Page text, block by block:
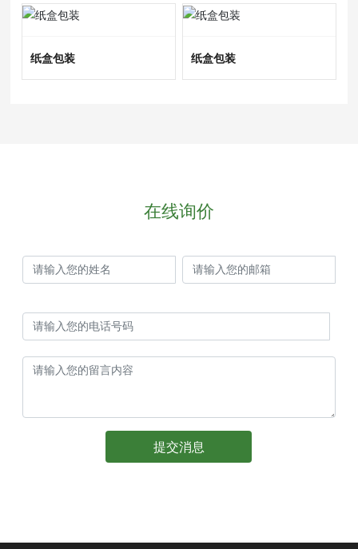
纸盒包装 纸盒包装
在线询价
提交消息
yuexing@cndetergent.com
059586830588